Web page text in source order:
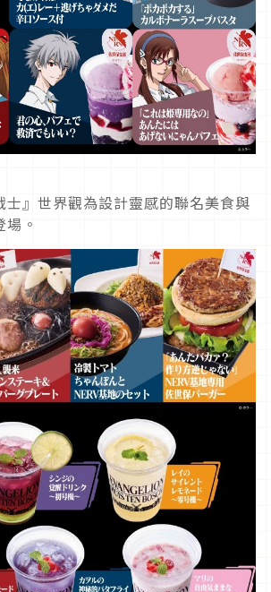
士』世界觀為設計靈感的聯名美食與
。